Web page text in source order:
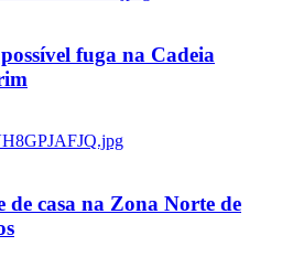
fuga na Cadeia
casa na Zona Norte de